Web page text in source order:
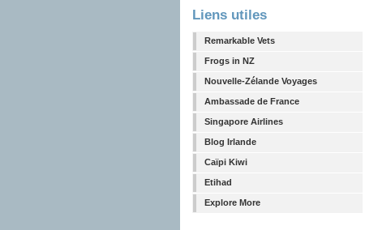
Liens utiles
Remarkable Vets
Frogs in NZ
Nouvelle-Zélande Voyages
Ambassade de France
Singapore Airlines
Blog Irlande
Caïpi Kiwi
Etihad
Explore More